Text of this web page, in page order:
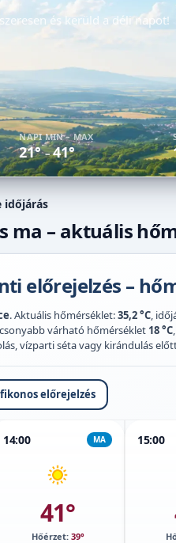
és kerüld a déli napot!
NAPI MIN – MAX
21° –41°
időjárás
ma – aktuális
előrejelzés –
. Aktuális hőmérséklet:35,2 °C,
várható hőmérséklet 18 °C
vízparti séta vagy kirándulás
előrejelzés
14:00 MA
41°
Hőérzet: 39°
15:00